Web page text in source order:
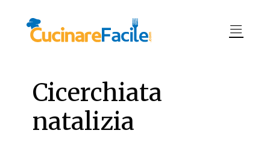
Cicerchiata
natalizia